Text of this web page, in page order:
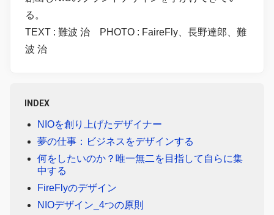
る。
TEXT : 難波 治 PHOTO : FaireFly、長野達郎、難
波 治
INDEX
NIOを創り上げたデザイナー
夢の仕事：ビジネスをデザインする
何をしたいのか？唯一無二を目指して自らに集
中する
FireFlyのデザイン
NIOデザイン_4つの原則